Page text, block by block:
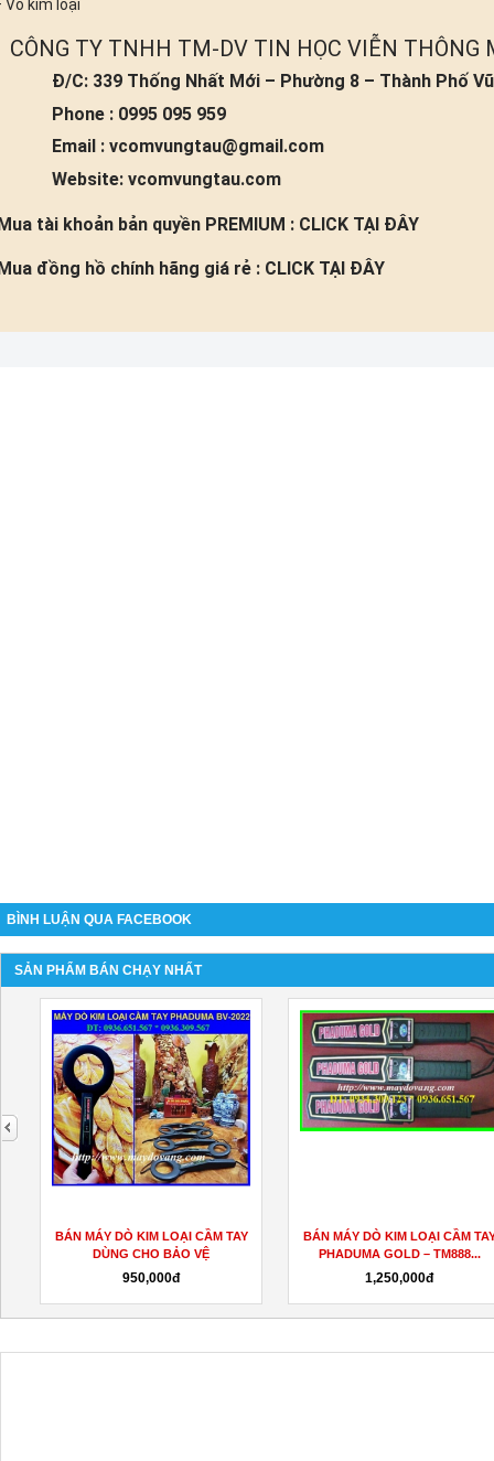
Vỏ kim loại
CÔNG TY TNHH TM-DV TIN HỌC VIỄN THÔNG
Đ/C: 339 Thống Nhất Mới – Phường 8 – Thành Phố
Phone : 0995 095 959
Email : vcomvungtau@gmail.com
Website: vcomvungtau.com
tài khoản bản quyền PREMIUM : CLICK TẠI ĐÂY
đồng hồ chính hãng giá rẻ : CLICK TẠI ĐÂY
BÌNH LUẬN QUA FACEBOOK
SẢN PHẨM BÁN CHẠY NHẤT
BÁN MÁY DÒ KIM LOẠI CẦM TAY
DÙNG CHO BẢO VỆ
950,000đ
BÁN MÁY DÒ KIM LOẠI CẦM
PHADUMA GOLD – TM888...
1,250,000đ
next